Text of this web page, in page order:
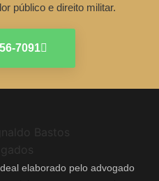
público e direito militar.
7091
elaborado pelo advogado